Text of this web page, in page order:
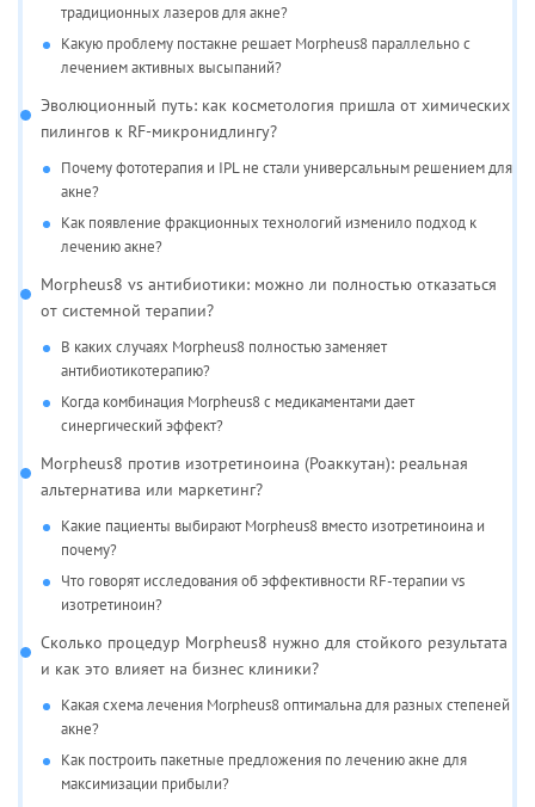
традиционных лазеров для акне?
Какую проблему постакне решает Morpheus8 параллельно с
лечением активных высыпаний?
Эволюционный путь: как косметология пришла от химических
пилингов к RF-микронидлингу?
Почему фототерапия и IPL не стали универсальным решением для
акне?
Как появление фракционных технологий изменило подход к
лечению акне?
Morpheus8 vs антибиотики: можно ли полностью отказаться
от системной терапии?
В каких случаях Morpheus8 полностью заменяет
антибиотикотерапию?
Когда комбинация Morpheus8 с медикаментами дает
синергический эффект?
Morpheus8 против изотретиноина (Роаккутан): реальная
альтернатива или маркетинг?
Какие пациенты выбирают Morpheus8 вместо изотретиноина и
почему?
Что говорят исследования об эффективности RF-терапии vs
изотретиноин?
Сколько процедур Morpheus8 нужно для стойкого результата
и как это влияет на бизнес клиники?
Какая схема лечения Morpheus8 оптимальна для разных степеней
акне?
Как построить пакетные предложения по лечению акне для
максимизации прибыли?